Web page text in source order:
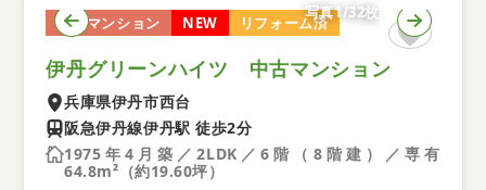
中古マンション NEW リフォーム済
写真1/32枚
伊丹グリーンハイツ 中古マンション
兵庫県伊丹市西台
阪急伊丹線伊丹駅 徒歩2分
1975年4月築／2LDK／6階（8階建）／専有
64.8m²（約19.60坪）